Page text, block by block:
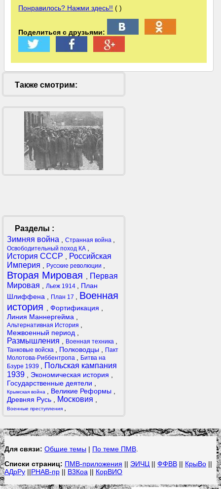
Понравилось? Нажми здесь!! ( )
Поделиться с друзьями:
Также смотрим:
Разделы :
Зимняя война
Странная война
Освободительный поход КА
История СССР
Российская
Империя
Русские революции
Вторая Мировая
Первая
Мировая
Льеж 1914
План
Шлиффена
План 17
Военная
история
Фортификация
Линия Маннергейма
Альтернативная История
Межвоенный период
Размышления Военная техника
Танковые войска Полководцы
Пакт
Молотова-Риббентропа
Битва на
Бзуре 1939
Польская кампания
1939
Экономическая история
Государственные деятели
Крымская война Великие Реформы
Древняя Русь
Московия
Военные преступления
Для связи: Общие темы | По теме ПМВ.
Списки страниц: ПМВ-приложения || ЭИЧЦ || ФФВВ|| КрыВо||
АДрРу||РНАВ-пр|| В3Коа || КорВИО